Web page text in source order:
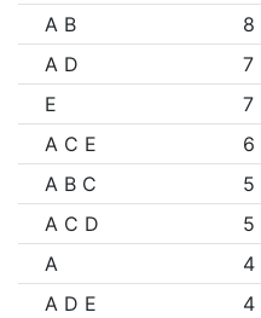
A B
8
A D
7
E
7
A C E
6
A B C
5
A C D
5
A
4
A D E
4